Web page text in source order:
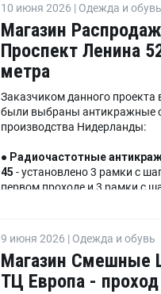
10 июня 2026 | Одежда и обувь
Магазин
Проспект Ленина
метра
Заказчиком данного
были выбраны антикражные
производства Нидерланды:
● Радиочастотные
45 - установлено 3 рамки с
первом проходе и 3 рамки с
● Выносной блок управления
9 июня 2026 | Одежда и обувь
Магазин Смешные
ТЦ Европа -